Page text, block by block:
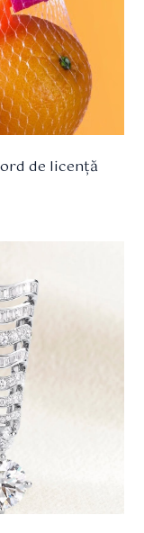
de licență